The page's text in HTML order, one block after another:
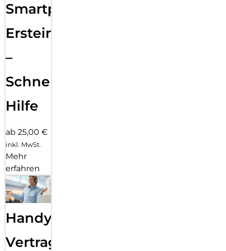
Smartphone
Ersteinrichtung
–
Schnelle
Hilfe
ab 25,00 €
inkl. MwSt.
Mehr
erfahren
Handy
Vertragsabwicklung